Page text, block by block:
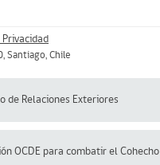
Santiago, Chile
de Relaciones Exteriores
OCDE para combatir el Cohecho